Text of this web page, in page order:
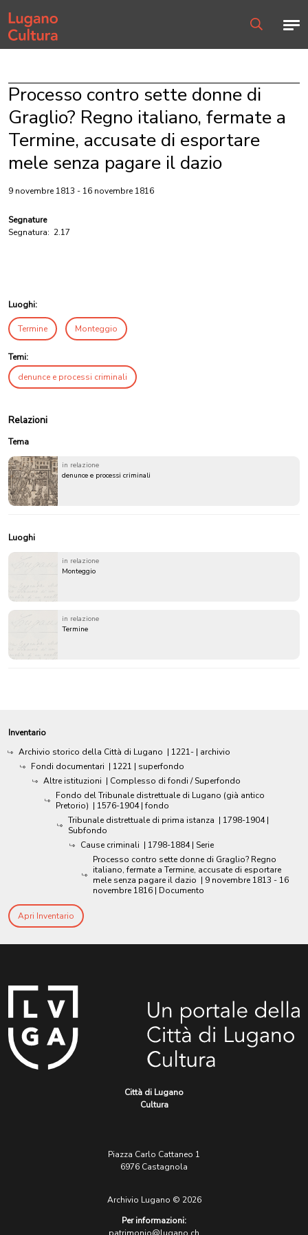
Home page
Processo contro sette donne di
Graglio? Regno italiano, fermate a
Termine, accusate di esportare
mele senza pagare il dazio
9 novembre 1813 - 16 novembre 1816
Segnature
Segnatura: 2.17
Luoghi:
Termine Monteggio
Temi:
denunce e processi criminali
Relazioni
Tema
in relazione
denunce e processi criminali
Luoghi
in relazione
Monteggio
in relazione
Termine
Inventario
Archivio storico della Città di Lugano | 1221- | archivio
Fondi documentari | 1221 | superfondo
Altre istituzioni | Complesso di fondi / Superfondo
Fondo del Tribunale distrettuale di Lugano (già antico
Pretorio) | 1576-1904 | fondo
Tribunale distrettuale di prima istanza | 1798-1904 |
Subfondo
Cause criminali | 1798-1884 | Serie
Processo contro sette donne di Graglio? Regno
italiano, fermate a Termine, accusate di esportare
mele senza pagare il dazio | 9 novembre 1813 - 16
novembre 1816 | Documento
Apri Inventario
Città di Lugano
Cultura
Piazza Carlo Cattaneo 1
6976 Castagnola
Archivio Lugano © 2026
Per informazioni: